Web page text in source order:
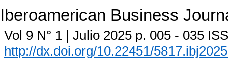
Iberoamerican Business
Vol 9 N° 1 | Julio 2025 p. 005 - 035
http://dx.doi.org/10.22451/